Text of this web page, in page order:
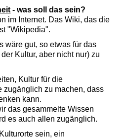
- was soll das sein?
im Internet. Das Wiki, das die
"Wikipedia".
wäre gut, so etwas für das
Kultur, aber nicht nur) zu
Kultur für die
zugänglich zu machen, dass
kann.
das gesammelte Wissen
es auch allen zugänglich.
sein, ein